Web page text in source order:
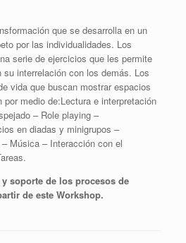
que se desarrolla en un
por las individualidades. Los
serie de ejercicios que les permite
interrelación con los demás. Los
vida que buscan mostrar espacios
medio de:Lectura e interpretación
– Role playing –
en diadas y minigrupos –
Música – Interacción con el
soporte de los procesos de
de este Workshop.